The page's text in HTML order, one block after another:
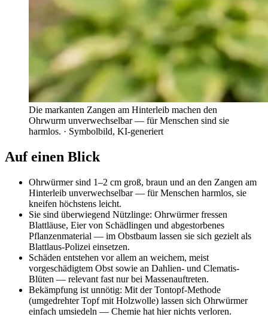
Die markanten Zangen am Hinterleib machen den
Ohrwurm unverwechselbar — für Menschen sind sie
harmlos. · Symbolbild, KI-generiert
Auf einen Blick
Ohrwürmer sind 1–2 cm groß, braun und an den Zangen am
Hinterleib unverwechselbar — für Menschen harmlos, sie
kneifen höchstens leicht.
Sie sind überwiegend Nützlinge: Ohrwürmer fressen
Blattläuse, Eier von Schädlingen und abgestorbenes
Pflanzenmaterial — im Obstbaum lassen sie sich gezielt als
Blattlaus-Polizei einsetzen.
Schäden entstehen vor allem an weichem, meist
vorgeschädigtem Obst sowie an Dahlien- und Clematis-
Blüten — relevant fast nur bei Massenauftreten.
Bekämpfung ist unnötig: Mit der Tontopf-Methode
(umgedrehter Topf mit Holzwolle) lassen sich Ohrwürmer
einfach umsiedeln — Chemie hat hier nichts verloren.